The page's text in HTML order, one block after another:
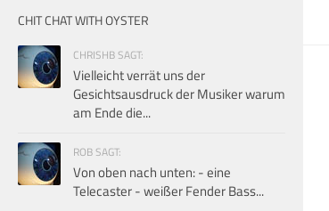
CHIT CHAT WITH OYSTER
CHRISHB SAGT:
Vielleicht verrät uns der
Gesichtsausdruck der Musiker warum
am Ende die...
ROB SAGT:
Von oben nach unten: - eine
Telecaster - weißer Fender Bass...